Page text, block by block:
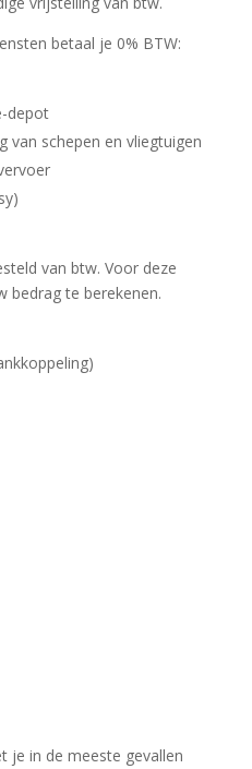
betaal je 0% BTW:
depot
van schepen en vliegtuigen
van btw. Voor deze
bedrag te berekenen.
je in de meeste gevallen